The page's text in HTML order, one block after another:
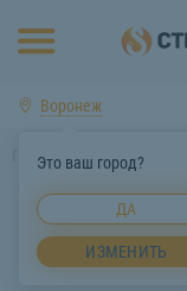
Воронеж
Это ваш город?
ДА
ИЗМЕНИТЬ
Главная Услуги
Валка